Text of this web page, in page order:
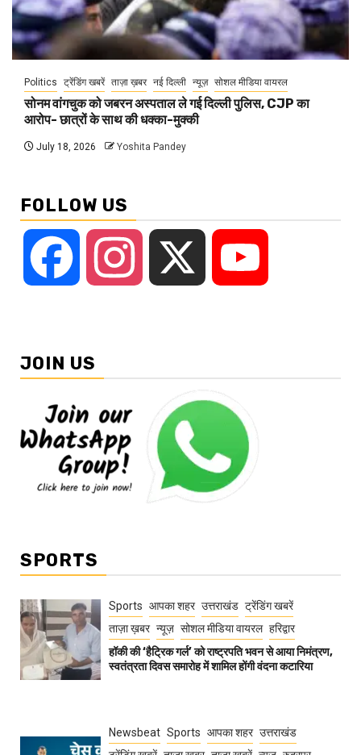
Politics ट्रेंडिंग खबरें ताज़ा ख़बर नई दिल्ली न्यूज़ सोशल मीडिया वायरल
सोनम वांगचुक को जबरन अस्पताल ले गई दिल्ली पुलिस, CJP का
आरोप- छात्रों के साथ की धक्का-मुक्की
July 18, 2026 Yoshita Pandey
FOLLOW US
Facebook Instagram
JOIN US
SPORTS
Sports आपका शहर उत्तराखंड ट्रेंडिंग खबरें
ताज़ा ख़बर न्यूज़ सोशल मीडिया वायरल हरिद्वार
हॉकी की ‘हैट्रिक गर्ल’ को राष्ट्रपति भवन से आया निमंत्रण,
स्वतंत्रता दिवस समारोह में शामिल होंगी वंदना कटारिया
Newsbeat Sports आपका शहर उत्तराखंड